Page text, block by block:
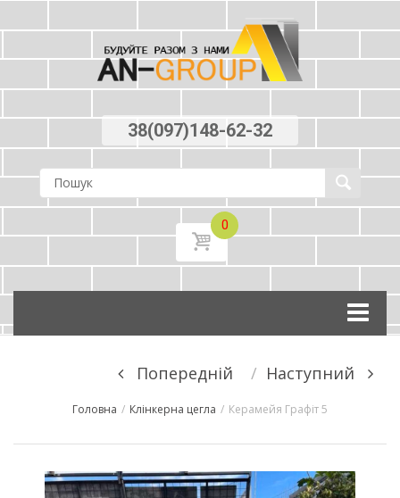
38(097)148-62-32
0
Skip
content
Post
navigation
Попереднiй Наступний
Головна / Клінкерна цегла / Керамейя Графіт 5